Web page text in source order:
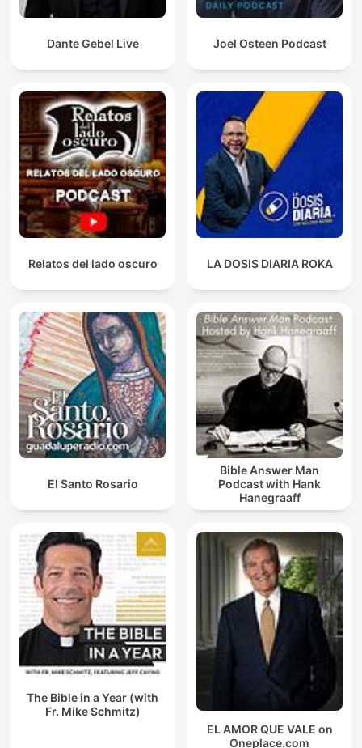
Dante Gebel Live Joel Osteen Podcast
Relatos del lado oscuro LA DOSIS DIARIA ROKA
El Santo Rosario
Bible Answer Man
Podcast with Hank
Hanegraaff
The Bible in a Year (with
Fr. Mike Schmitz)
EL AMOR QUE VALE on
Oneplace.com